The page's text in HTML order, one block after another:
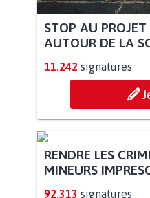
STOP AU
AUTOUR DE LA
11.242 signatures